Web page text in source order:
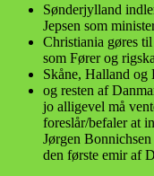
Sønderjylland
Jepsen som
Christiania gøres
som Fører og
Skåne, Halland og
og resten af
jo alligevel må
foreslår/befaler at
Jørgen
den første emir af